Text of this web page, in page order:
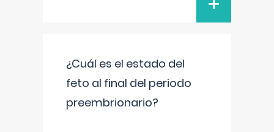
¿Cuál es el estado del
feto al final del periodo
preembrionario?